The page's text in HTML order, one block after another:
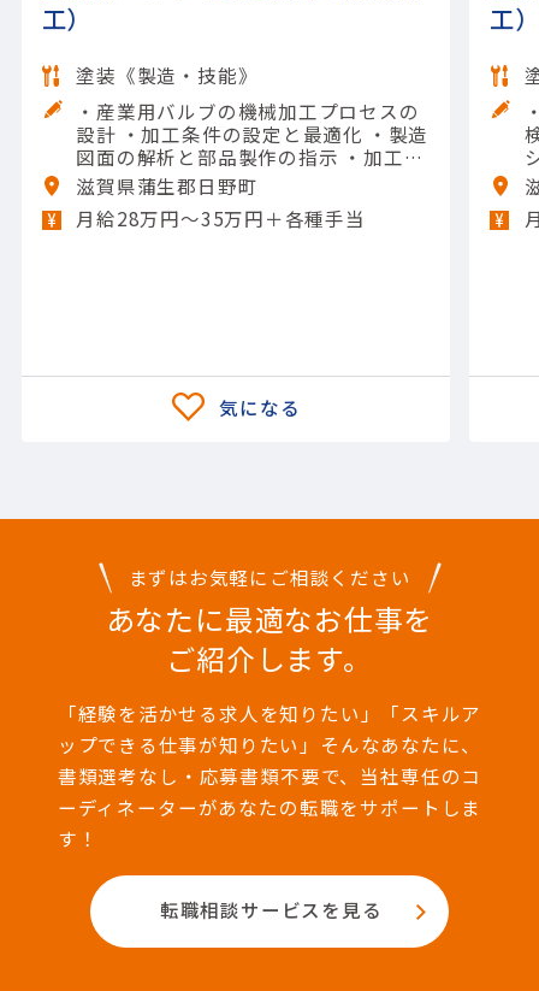
工）
塗装《製造・技能》
・産業用バルブの機械加工プロセスの
設計 ・加工条件の設定と最適化 ・製造
図面の解析と部品製作の指示 ・加工品
質の監視と検査 ・製造工程の改善提案
と実施 【担当製品】(機械)その他機械
【使用ツール】他 一般工具; NC工作機
滋賀県蒲生郡日野町
月給28万円～35万円＋各種手当
工）
まずはお気軽にご相談ください
あなたに最適なお仕事を
ご紹介します。
「経験を活かせる求人を知りたい」「スキルア
ップできる仕事が知りたい」そんなあなたに、
書類選考なし・応募書類不要で、当社専任のコ
ーディネーターがあなたの転職をサポートしま
す！
転職相談サービスを見る